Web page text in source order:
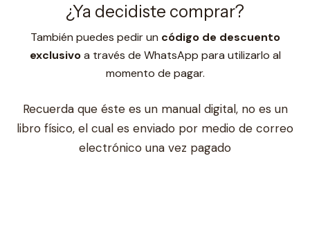
¿Ya decidiste comprar?
También puedes pedir un código de descuento
exclusivoa través de WhatsApp para utilizarlo al
momento de pagar.
Recuerda que éste es un manual digital, no es un
libro físico, el cual es enviado por medio de correo
electrónico una vez pagado